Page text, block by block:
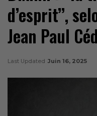
d’esprit’’,
Jean Paul
Last Updated Juin 16, 2025